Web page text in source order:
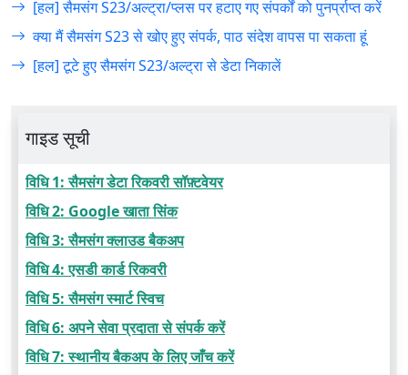
गाइड सूची
विधि 1: सैमसंग डेटा रिकवरी सॉफ़्टवेयर
विधि 2: Google खाता सिंक
विधि 3: सैमसंग क्लाउड बैकअप
विधि 4: एसडी कार्ड रिकवरी
विधि 5: सैमसंग स्मार्ट स्विच
विधि 6: अपने सेवा प्रदाता से संपर्क करें
विधि 7: स्थानीय बैकअप के लिए जाँच करें
[हल] सैमसंग S23/अल्ट्रा/प्लस पर हटाए गए संपर्कों को पुनर्प्राप्त करें
क्या मैं सैमसंग S23 से खोए हुए संपर्क, पाठ संदेश वापस पा सकता हूं
[हल] टूटे हुए सैमसंग S23/अल्ट्रा से डेटा निकालें